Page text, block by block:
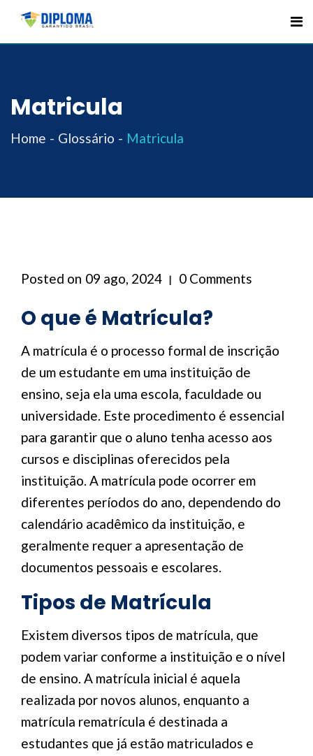
Skip
Matricula
Home Glossário Matricula
Posted on 09 ago, 2024 0 Comments
O que é Matrícula?
A matrícula é o processo formal de inscrição
de um estudante em uma instituição de
ensino, seja ela uma escola, faculdade ou
universidade. Este procedimento é essencial
para garantir que o aluno tenha acesso aos
cursos e disciplinas oferecidos pela
instituição. A matrícula pode ocorrer em
diferentes períodos do ano, dependendo do
calendário acadêmico da instituição, e
geralmente requer a apresentação de
documentos pessoais e escolares.
Tipos de Matrícula
Existem diversos tipos de matrícula, que
podem variar conforme a instituição e o nível
de ensino. A matrícula inicial é aquela
realizada por novos alunos, enquanto a
matrícula rematrícula é destinada a
estudantes que já estão matriculados e